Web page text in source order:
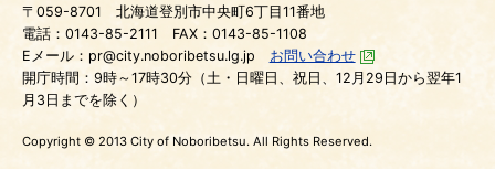
〒059-8701
北海道登別市中央町6丁目11番地
電話：0143-85-2111
FAX：0143-85-1108
Eメール：pr@city.noboribetsu.lg.jp
お問い合わせ
開庁時間：9時～17時30分（土・日曜日、祝日、12月29日から翌年1
月3日までを除く）
Copyright © 2013 City of Noboribetsu. All Rights Reserved.